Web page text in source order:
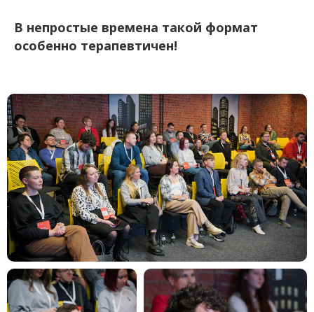
В непростые времена такой формат
особенно терапевтичен!